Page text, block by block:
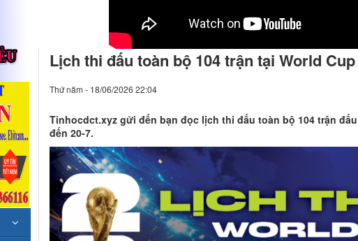
Lịch thi đấu toàn bộ 104 trận tại World Cup
Thứ năm - 18/06/2026 22:04
Tinhocdct.xyz gửi đến bạn đọc lịch thi đấu toàn bộ 104 trận
đến 20-7.